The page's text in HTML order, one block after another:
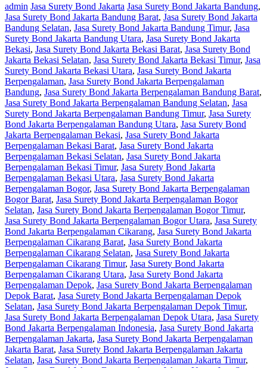
admin Jasa Surety Bond Jakarta Jasa Surety Bond Jakarta Bandung,
Jasa Surety Bond Jakarta Bandung Barat, Jasa Surety Bond Jakarta
Bandung Selatan, Jasa Surety Bond Jakarta Bandung Timur, Jasa
Surety Bond Jakarta Bandung Utara, Jasa Surety Bond Jakarta
Bekasi, Jasa Surety Bond Jakarta Bekasi Barat, Jasa Surety Bond
Jakarta Bekasi Selatan, Jasa Surety Bond Jakarta Bekasi Timur, Jasa
Surety Bond Jakarta Bekasi Utara, Jasa Surety Bond Jakarta
Berpengalaman, Jasa Surety Bond Jakarta Berpengalaman
Bandung, Jasa Surety Bond Jakarta Berpengalaman Bandung Barat,
Jasa Surety Bond Jakarta Berpengalaman Bandung Selatan, Jasa
Surety Bond Jakarta Berpengalaman Bandung Timur, Jasa Surety
Bond Jakarta Berpengalaman Bandung Utara, Jasa Surety Bond
Jakarta Berpengalaman Bekasi, Jasa Surety Bond Jakarta
Berpengalaman Bekasi Barat, Jasa Surety Bond Jakarta
Berpengalaman Bekasi Selatan, Jasa Surety Bond Jakarta
Berpengalaman Bekasi Timur, Jasa Surety Bond Jakarta
Berpengalaman Bekasi Utara, Jasa Surety Bond Jakarta
Berpengalaman Bogor, Jasa Surety Bond Jakarta Berpengalaman
Bogor Barat, Jasa Surety Bond Jakarta Berpengalaman Bogor
Selatan, Jasa Surety Bond Jakarta Berpengalaman Bogor Timur,
Jasa Surety Bond Jakarta Berpengalaman Bogor Utara, Jasa Surety
Bond Jakarta Berpengalaman Cikarang, Jasa Surety Bond Jakarta
Berpengalaman Cikarang Barat, Jasa Surety Bond Jakarta
Berpengalaman Cikarang Selatan, Jasa Surety Bond Jakarta
Berpengalaman Cikarang Timur, Jasa Surety Bond Jakarta
Berpengalaman Cikarang Utara, Jasa Surety Bond Jakarta
Berpengalaman Depok, Jasa Surety Bond Jakarta Berpengalaman
Depok Barat, Jasa Surety Bond Jakarta Berpengalaman Depok
Selatan, Jasa Surety Bond Jakarta Berpengalaman Depok Timur,
Jasa Surety Bond Jakarta Berpengalaman Depok Utara, Jasa Surety
Bond Jakarta Berpengalaman Indonesia, Jasa Surety Bond Jakarta
Berpengalaman Jakarta, Jasa Surety Bond Jakarta Berpengalaman
Jakarta Barat, Jasa Surety Bond Jakarta Berpengalaman Jakarta
Selatan, Jasa Surety Bond Jakarta Berpengalaman Jakarta Timur,